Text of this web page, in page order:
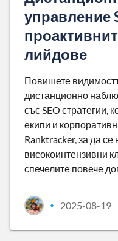
управление
лийдове
Повишете
дистанционно
със SEO стратегии,
екипи и
Ranktracker, за да се
високоинтензивни
спечелите повече
• 2025-08-19